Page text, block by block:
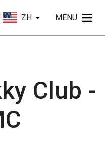
ZH MENU
Club -